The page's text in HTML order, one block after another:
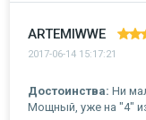
ARTEMIWWE
2017-06-14 15:17:21
Достоинства: Ни
Мощный, уже на "4"